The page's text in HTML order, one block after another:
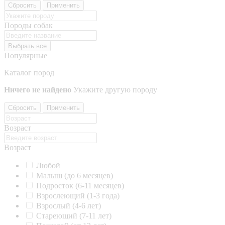
Сбросить Применить
Породы собак
Выбрать все
Популярные
Каталог пород
Ничего не найдено Укажите другую породу
Сбросить Применить
Возраст
Возраст
Любой
Малыш (до 6 месяцев)
Подросток (6-11 месяцев)
Взрослеющий (1-3 года)
Взрослый (4-6 лет)
Стареющий (7-11 лет)